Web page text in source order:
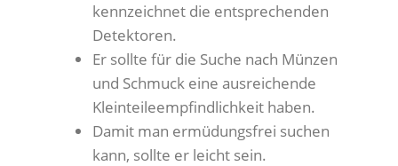
kennzeichnet die entsprechenden
Detektoren.
Er sollte für die Suche nach Münzen
und Schmuck eine ausreichende
Kleinteileempfindlichkeit haben.
Damit man ermüdungsfrei suchen
kann, sollte er leicht sein.